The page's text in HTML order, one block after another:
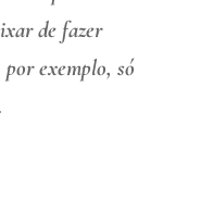
de fazer
exemplo, só